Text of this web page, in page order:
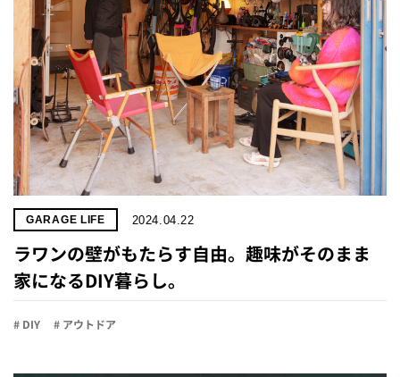
GARAGE LIFE 2024.04.22
ラワンの壁がもたらす自由。趣味がそのまま
家になるDIY暮らし。
# DIY # アウトドア